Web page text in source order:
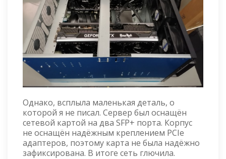
Однако, всплыла маленькая деталь, о
которой я не писал. Сервер был оснащён
сетевой картой на два SFP+ порта. Корпус
не оснащён надёжным креплением PCIe
адаптеров, поэтому карта не была надёжно
зафиксирована. В итоге сеть глючила.